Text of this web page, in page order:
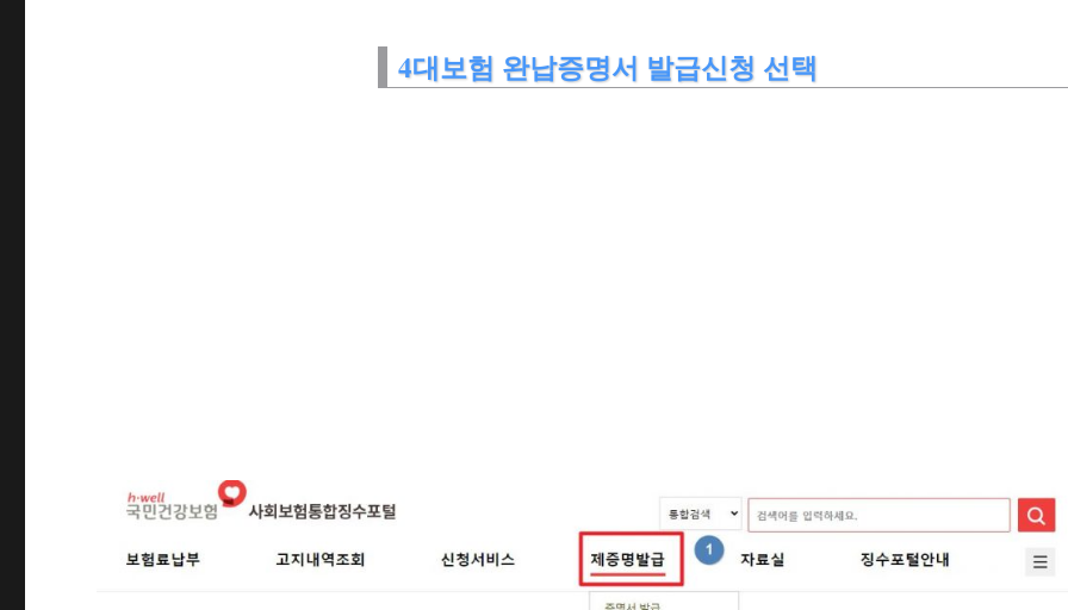
4대보험 완납증명서 발급신청 선택